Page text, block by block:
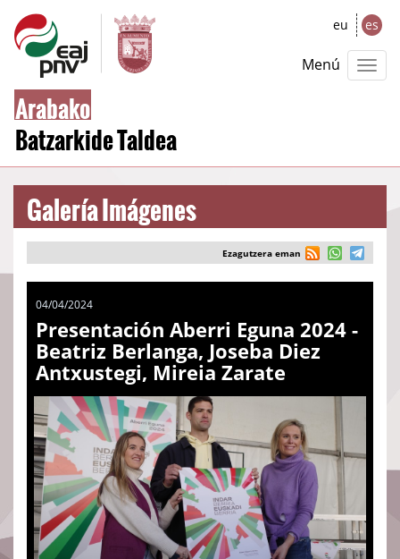
Arabako
Batzarkide Taldea
eu es
Menú
Galería Imágenes
Ezagutzera eman
04/04/2024
Presentación Aberri Eguna 2024 -
Beatriz Berlanga, Joseba Diez
Antxustegi, Mireia Zarate